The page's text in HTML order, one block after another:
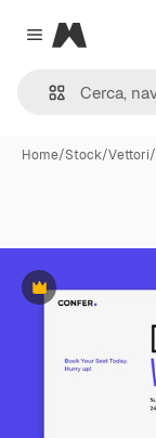
Close menu
Magnific
Home/Stock/Vettori/
Premium